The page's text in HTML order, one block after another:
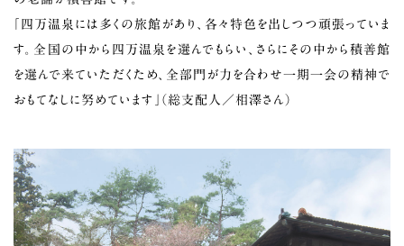
「四万温泉には多くの旅館があり、各々特色を出しつつ頑張っていま
す。全国の中から四万温泉を選んでもらい、さらにその中から積善館
を選んで来ていただくため、全部門が力を合わせ一期一会の精神で
おもてなしに努めています」（総支配人／相澤さん）